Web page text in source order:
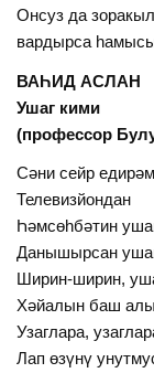
Онсуз да
вардырса
ВАҺИД АСЛАН
Ушаг кими
(профессор
Сәни сейр едирәм
Телевизйондан
Һәмсөһбәтин
Данышырсан
Ширин-ширин,
Хәйалын баш
Узаглара,
Лап өзүнү